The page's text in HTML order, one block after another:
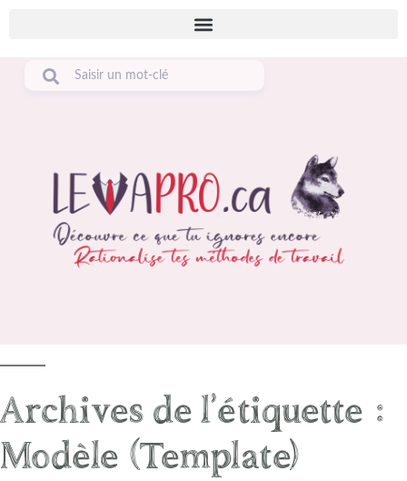
Archives de l’étiquette :
Modèle (Template)